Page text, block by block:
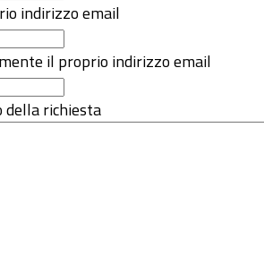
indirizzo email
il proprio indirizzo email
richiesta